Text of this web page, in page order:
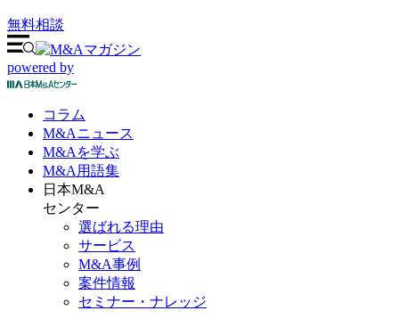
無料相談
powered by
コラム
M&Aニュース
M&Aを学ぶ
M&A 用語集
日本M&A
センター
選ばれる理由
サービス
M&A事例
案件情報
セミナー・ナレッジ